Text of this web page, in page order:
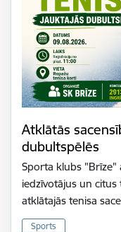
Atklātās
dubultspēlēs
Sporta klubs "Brīze"
iedzīvotājus un
atklātajās tenisa
Sports